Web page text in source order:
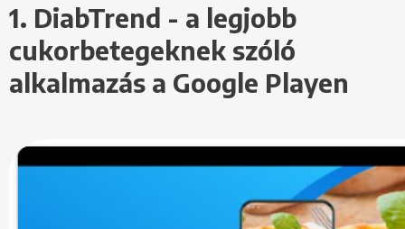
1. DiabTrend - a legjobb
cukorbetegeknek szóló
alkalmazás a Google Playen